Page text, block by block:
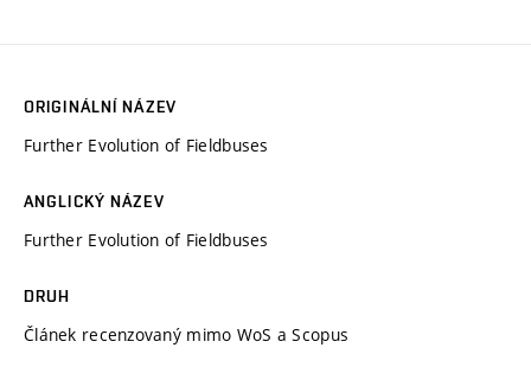
ORIGINÁLNÍ NÁZEV
Further Evolution of Fieldbuses
ANGLICKÝ NÁZEV
Further Evolution of Fieldbuses
DRUH
Článek recenzovaný mimo WoS a Scopus